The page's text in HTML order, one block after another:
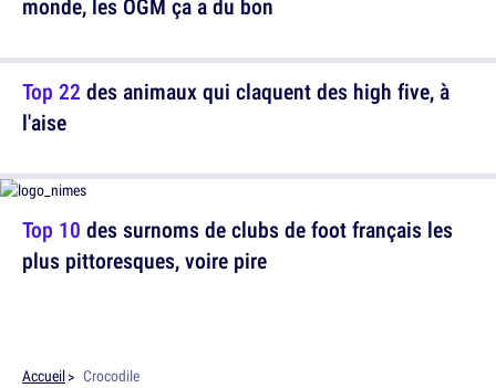
monde, les OGM ça a du bon
Top 10 des surnoms de clubs de foot français les
plus pittoresques, voire pire
Top 22 des animaux qui claquent des high five, à
l'aise
Accueil Crocodile